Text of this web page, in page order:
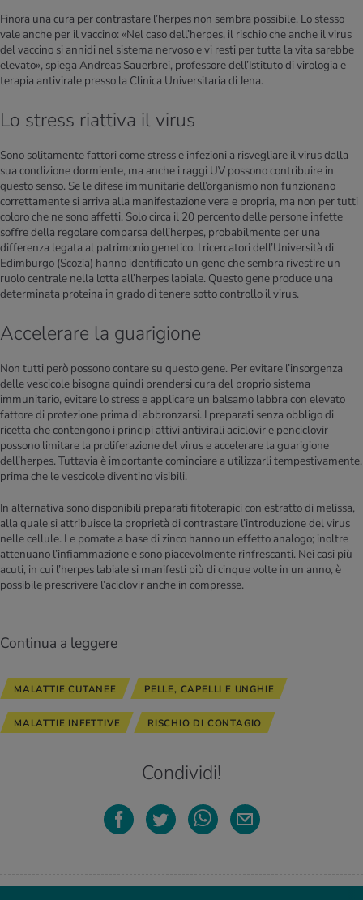
Finora una cura per contrastare l’herpes non sembra possibile. Lo stesso
vale anche per il vaccino: «Nel caso dell’herpes, il rischio che anche il virus
del vaccino si annidi nel sistema nervoso e vi resti per tutta la vita sarebbe
elevato», spiega Andreas Sauerbrei, professore dell’Istituto di virologia e
terapia antivirale presso la Clinica Universitaria di Jena.
Lo stress riattiva il virus
Sono solitamente fattori come stress e infezioni a risvegliare il virus dalla
sua condizione dormiente, ma anche i raggi UV possono contribuire in
questo senso. Se le difese immunitarie dell’organismo non funzionano
correttamente si arriva alla manifestazione vera e propria, ma non per tutti
coloro che ne sono affetti. Solo circa il 20 percento delle persone infette
soffre della regolare comparsa dell’herpes, probabilmente per una
differenza legata al patrimonio genetico. I ricercatori dell’Università di
Edimburgo (Scozia) hanno identificato un gene che sembra rivestire un
ruolo centrale nella lotta all’herpes labiale. Questo gene produce una
determinata proteina in grado di tenere sotto controllo il virus.
Accelerare la guarigione
Non tutti però possono contare su questo gene. Per evitare l’insorgenza
delle vescicole bisogna quindi prendersi cura del proprio sistema
immunitario, evitare lo stress e applicare un balsamo labbra con elevato
fattore di protezione prima di abbronzarsi. I preparati senza obbligo di
ricetta che contengono i principi attivi antivirali aciclovir e penciclovir
possono limitare la proliferazione del virus e accelerare la guarigione
dell’herpes. Tuttavia è importante cominciare a utilizzarli tempestivamente,
prima che le vescicole diventino visibili.
In alternativa sono disponibili preparati fitoterapici con estratto di melissa,
alla quale si attribuisce la proprietà di contrastare l’introduzione del virus
nelle cellule. Le pomate a base di zinco hanno un effetto analogo; inoltre
attenuano l’infiammazione e sono piacevolmente rinfrescanti. Nei casi più
acuti, in cui l’herpes labiale si manifesti più di cinque volte in un anno, è
possibile prescrivere l’aciclovir anche in compresse.
Continua a leggere
MALATTIE CUTANEE PELLE, CAPELLI E UNGHIE
MALATTIE INFETTIVE RISCHIO DI CONTAGIO
Condividi!